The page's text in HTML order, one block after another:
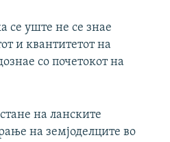
се уште не се знае
и квантитетот на
со почетокот на
на ланските
на земјоделците во